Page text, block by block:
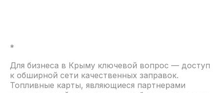
*
Для бизнеса в Крыму ключевой вопрос — доступ
к обширной сети качественных заправок.
Топливные карты, являющиеся партнерами